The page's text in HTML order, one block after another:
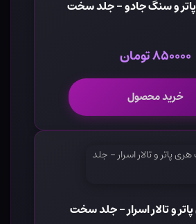
و سنگ جادو - جلد سخت
۸۵۰۰۰۰ تومان
خرید محصول
و تالار اسرار - جلد سخت